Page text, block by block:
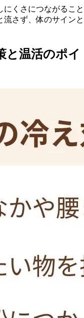
くさにつながること
流さず、体のサインと
と温活のポイ